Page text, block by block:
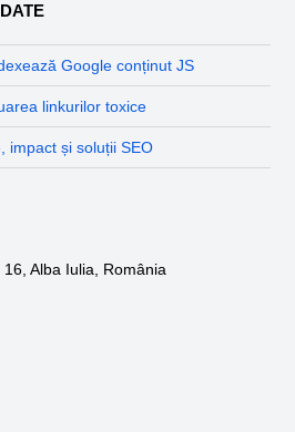
Google conținut JS
linkurilor toxice
impact și soluții SEO
Alba Iulia, România